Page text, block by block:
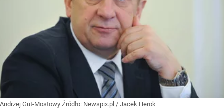
Andrzej Gut-Mostowy Źródło: Newspix.pl / Jacek Herok